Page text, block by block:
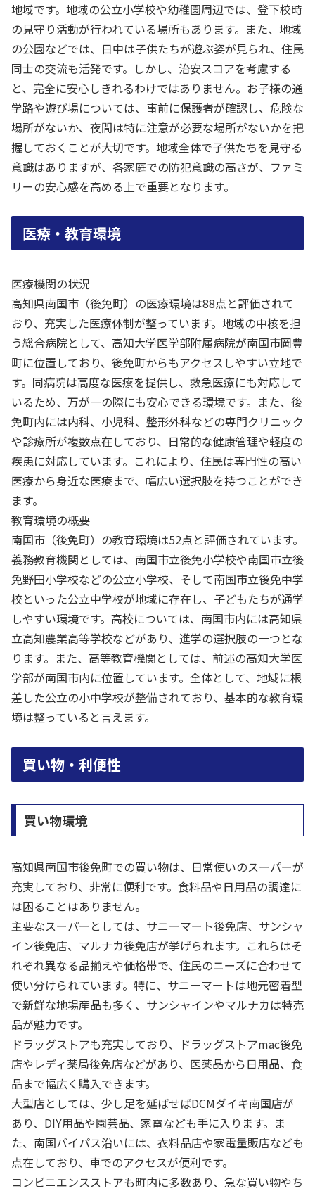
地域です。地域の公立小学校や幼稚園周辺では、登下校時
の見守り活動が行われている場所もあります。また、地域
の公園などでは、日中は子供たちが遊ぶ姿が見られ、住民
同士の交流も活発です。しかし、治安スコアを考慮する
と、完全に安心しきれるわけではありません。お子様の通
学路や遊び場については、事前に保護者が確認し、危険な
場所がないか、夜間は特に注意が必要な場所がないかを把
握しておくことが大切です。地域全体で子供たちを見守る
意識はありますが、各家庭での防犯意識の高さが、ファミ
リーの安心感を高める上で重要となります。
医療・教育環境
医療機関の状況
高知県南国市（後免町）の医療環境は88点と評価されて
おり、充実した医療体制が整っています。地域の中核を担
う総合病院として、高知大学医学部附属病院が南国市岡豊
町に位置しており、後免町からもアクセスしやすい立地で
す。同病院は高度な医療を提供し、救急医療にも対応して
いるため、万が一の際にも安心できる環境です。また、後
免町内には内科、小児科、整形外科などの専門クリニック
や診療所が複数点在しており、日常的な健康管理や軽度の
疾患に対応しています。これにより、住民は専門性の高い
医療から身近な医療まで、幅広い選択肢を持つことができ
ます。
教育環境の概要
南国市（後免町）の教育環境は52点と評価されています。
義務教育機関としては、南国市立後免小学校や南国市立後
免野田小学校などの公立小学校、そして南国市立後免中学
校といった公立中学校が地域に存在し、子どもたちが通学
しやすい環境です。高校については、南国市内には高知県
立高知農業高等学校などがあり、進学の選択肢の一つとな
ります。また、高等教育機関としては、前述の高知大学医
学部が南国市内に位置しています。全体として、地域に根
差した公立の小中学校が整備されており、基本的な教育環
境は整っていると言えます。
買い物・利便性
買い物環境
高知県南国市後免町での買い物は、日常使いのスーパーが
充実しており、非常に便利です。食料品や日用品の調達に
は困ることはありません。
主要なスーパーとしては、サニーマート後免店、サンシャ
イン後免店、マルナカ後免店が挙げられます。これらはそ
れぞれ異なる品揃えや価格帯で、住民のニーズに合わせて
使い分けられています。特に、サニーマートは地元密着型
で新鮮な地場産品も多く、サンシャインやマルナカは特売
品が魅力です。
ドラッグストアも充実しており、ドラッグストアmac後免
店やレディ薬局後免店などがあり、医薬品から日用品、食
品まで幅広く購入できます。
大型店としては、少し足を延ばせばDCMダイキ南国店が
あり、DIY用品や園芸品、家電なども手に入ります。ま
た、南国バイパス沿いには、衣料品店や家電量販店なども
点在しており、車でのアクセスが便利です。
コンビニエンスストアも町内に多数あり、急な買い物やち